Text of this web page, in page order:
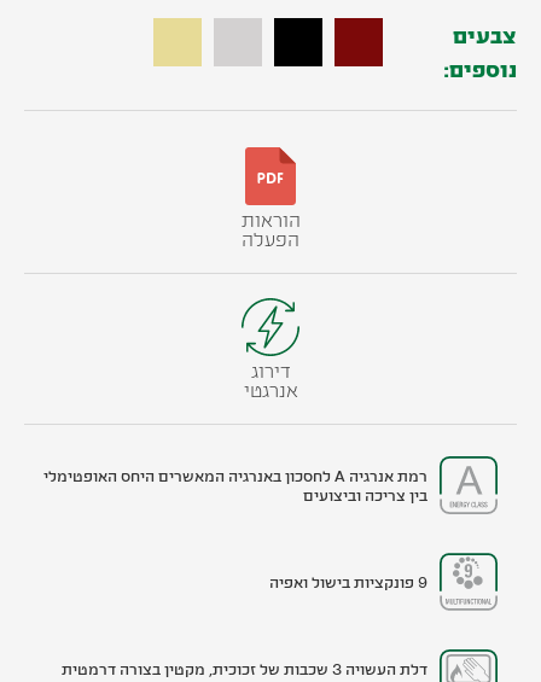
צבעים
נוספים:
הוראות
הפעלה
דירוג
אנרגטי
רמת אנרגיה A לחסכון באנרגיה המאשרים היחס האופטימלי
בין צריכה וביצועים
9 פונקציות בישול ואפיה
דלת העשויה 3 שכבות של זכוכית, מקטין בצורה דרמטית